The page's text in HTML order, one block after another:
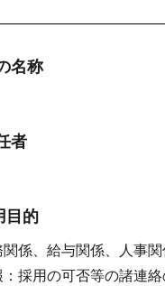
名称
者
目的
係、給与関係、人事
採用の可否等の諸連